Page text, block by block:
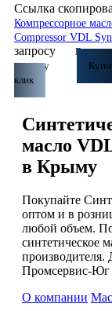
Ссылка
Компрессорное
Compressor VDL
запросу
В
корзину
клик
масло
в Крыму
Покупайте
оптом и в
любой объем.
синтетическое
Промсервис-Юг
О компании